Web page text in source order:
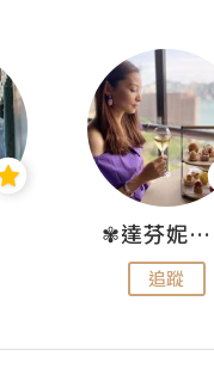
✾達芬妮•愛孩子•愛生活✾
追蹤